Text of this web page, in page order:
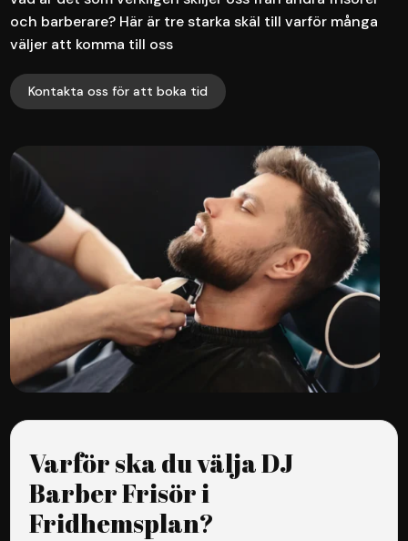
och barberare? Här är tre starka skäl till varför många
väljer att komma till oss
Kontakta oss för att boka tid
Varför ska du välja DJ
Barber Frisör i
Fridhemsplan?